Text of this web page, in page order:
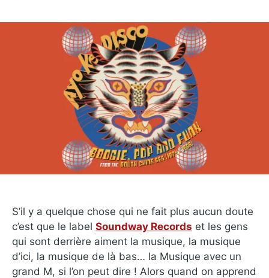
S’il y a quelque chose qui ne fait plus aucun doute
c’est que le label Soundway Records et les gens
qui sont derrière aiment la musique, la musique
d’ici, la musique de là bas… la Musique avec un
grand M, si l’on peut dire ! Alors quand on apprend